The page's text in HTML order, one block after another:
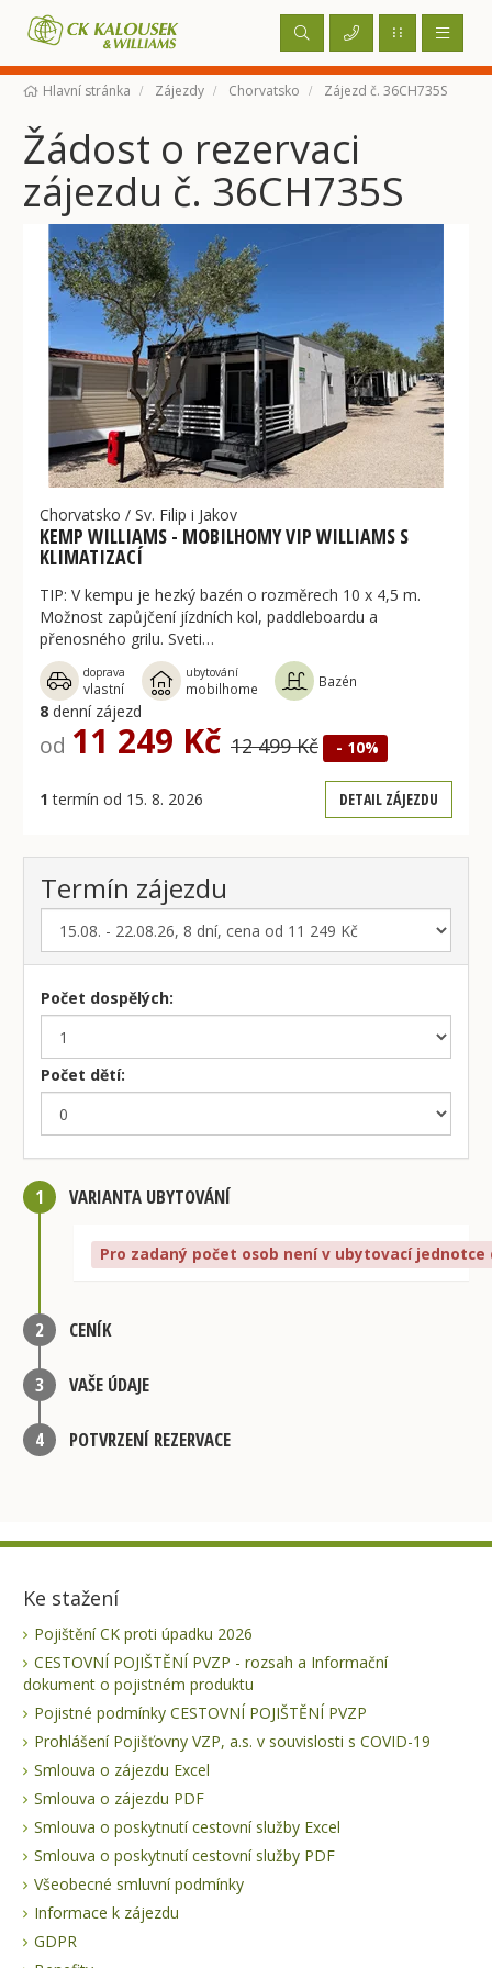
Hlavní stránka Zájezdy Chorvatsko Zájezd č. 36CH735S
Žádost o rezervaci
zájezdu č. 36CH735S
Chorvatsko / Sv. Filip i Jakov
KEMP WILLIAMS - MOBILHOMY VIP WILLIAMS S
KLIMATIZACÍ
TIP: V kempu je hezký bazén o rozměrech 10 x 4,5 m.
Možnost zapůjčení jízdních kol, paddleboardu a
přenosného grilu. Sveti…
doprava
vlastní
ubytování
mobilhome Bazén
8 denní zájezd
od 11 249 Kč 12 499 Kč - 10%
1 termín od 15. 8. 2026 DETAIL ZÁJEZDU
Termín zájezdu
Počet dospělých:
Počet dětí:
1 VARIANTA UBYTOVÁNÍ
Pro zadaný počet osob není v ubytovací
2 CENÍK
3 VAŠE ÚDAJE
4 POTVRZENÍ REZERVACE
Ke stažení
Pojištění CK proti úpadku 2026
CESTOVNÍ POJIŠTĚNÍ PVZP - rozsah a Informační
dokument o pojistném produktu
Pojistné podmínky CESTOVNÍ POJIŠTĚNÍ PVZP
Prohlášení Pojišťovny VZP, a.s. v souvislosti s COVID-19
Smlouva o zájezdu Excel
Smlouva o zájezdu PDF
Smlouva o poskytnutí cestovní služby Excel
Smlouva o poskytnutí cestovní služby PDF
Všeobecné smluvní podmínky
Informace k zájezdu
GDPR